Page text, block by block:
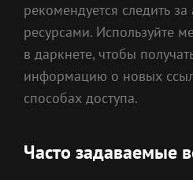
рекомендуется следить
ресурсами. Используйте
в даркнете, чтобы
информацию о новых
способах доступа.
Часто задаваемые